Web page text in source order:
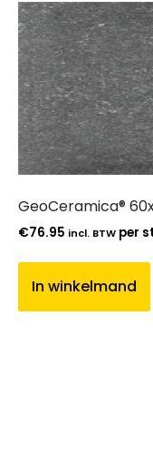
GeoCeramica®
€76.95 incl. BTW per
In winkelmand